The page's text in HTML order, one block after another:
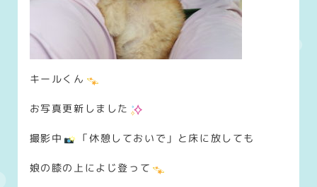
キールくん
お写真更新しました
撮影中 「休憩しておいで」と床に放しても
娘の膝の上によじ登って